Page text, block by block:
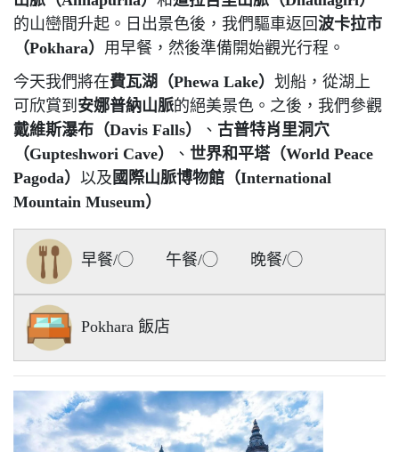
的山巒間升起。日出景色後，我們驅車返回波卡拉市
（Pokhara） 用早餐，然後準備開始觀光行程。
今天我們將在費瓦湖（Phewa Lake） 划船，從湖上
可欣賞到 安娜普納山脈的絕美景色。之後，我們參觀
戴維斯瀑布（Davis Falls） 、 古普特肖里洞穴
（Gupteshwori Cave） 、 世界和平塔（World Peace
Pagoda） 以及 國際山脈博物館（International
Mountain Museum）
早餐/◯ 午餐/◯ 晚餐/◯
Pokhara 飯店